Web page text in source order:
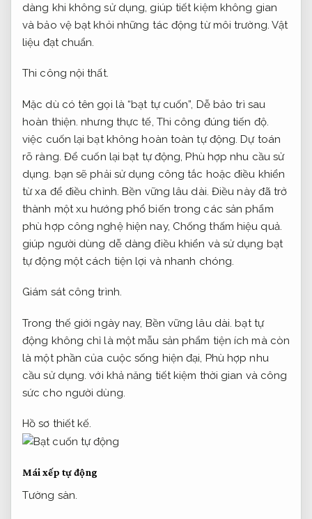
dàng khi không sử dụng, giúp tiết kiệm không gian
và bảo vệ bạt khỏi những tác động từ môi trường. Vật
liệu đạt chuẩn.
Thi công nội thất.
Mặc dù có tên gọi là “bạt tự cuốn”, Dễ bảo trì sau
hoàn thiện. nhưng thực tế, Thi công đúng tiến độ.
việc cuốn lại bạt không hoàn toàn tự động.Dự toán
rõ ràng. Để cuốn lại bạt tự động,Phù hợp nhu cầu sử
dụng. bạn sẽ phải sử dụng công tắc hoặc điều khiển
từ xa để điều chỉnh.Bền vững lâu dài. Điều này đã trở
thành một xu hướng phổ biến trong các sản phẩm
phù hợp công nghệ hiện nay, Chống thấm hiệu quả.
giúp người dùng dễ dàng điều khiển và sử dụng bạt
tự động một cách tiện lợi và nhanh chóng.
Giám sát công trình.
Trong thế giới ngày nay, Bền vững lâu dài. bạt tự
động không chỉ là một mẫu sản phẩm tiện ích mà còn
là một phần của cuộc sống hiện đại, Phù hợp nhu
cầu sử dụng. với khả năng tiết kiệm thời gian và công
sức cho người dùng.
Hồ sơ thiết kế.
Mái xếp tự động
Tường sàn.